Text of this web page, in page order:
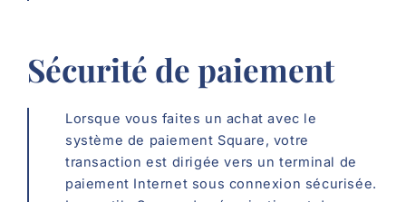
Sécurité de paiement
Lorsque vous faites un achat avec le
système de paiement Square, votre
transaction est dirigée vers un terminal de
paiement Internet sous connexion sécurisée.